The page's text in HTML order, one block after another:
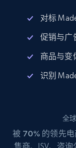
对标
促销与广
商品与变
识别
全
被 70% 的领先